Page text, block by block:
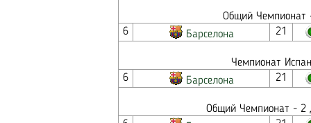
Общий Чемпионат
6
Барселона 21
Чемпионат
6
Барселона 21
Общий Чемпионат - 2